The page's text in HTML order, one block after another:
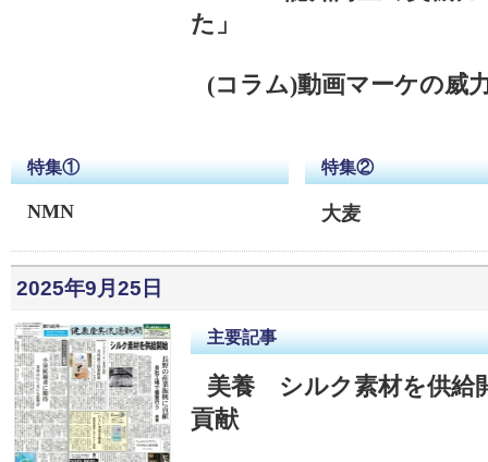
た」
(コラム)動画マーケの威
特集①
NMN
特集②
大麦
2025年9月25日
主要記事
美養 シルク素材を供給
貢献